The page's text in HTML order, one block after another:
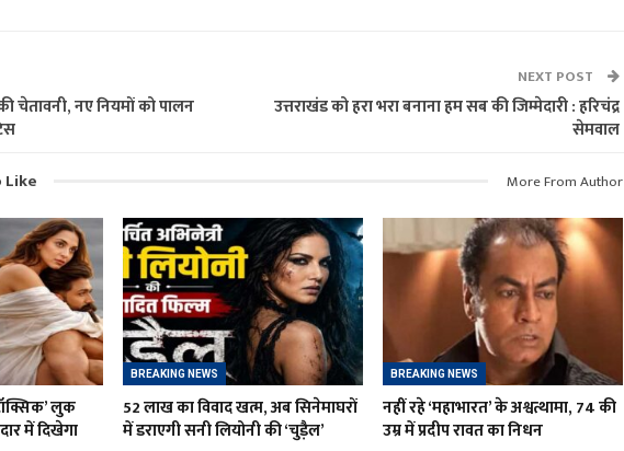
चेतावनी, नए नियमों को पालन
NEXT POST
उत्तराखंड को हरा भरा बनाना हम सब की जिम्मेदारी : हरिचंद्र
सेमवाल
Like
More From Author
लुक
में दिखेगा
BREAKING NEWS
52 लाख का विवाद खत्म, अब सिनेमाघरों
में डराएगी सनी लियोनी की ‘चुड़ैल’
BREAKING NEWS
नहीं रहे ‘महाभारत’ के अश्वत्थामा, 74 की
उम्र में प्रदीप रावत का निधन